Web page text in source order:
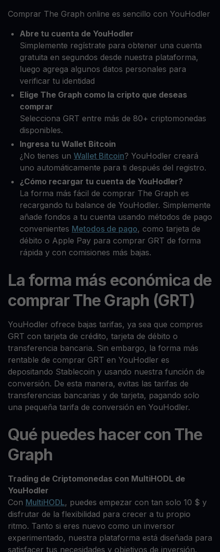
Comprar The Graph online es sencillo con YouHodler
Abre tu cuenta de YouHodler
Simplemente regístrate para obtener una cuenta
gratuita en segundos desde nuestra plataforma,
luego agrega algunos datos personales para
verificar tu identidad
Elige The Graph como la cripto que deseas
comprar
Selecciona GRT entre más de 80+ criptomonedas
disponibles.
Ingresa tu Wallet Bitcoin
¿No tienes un Wallet Bitcoin? YouHodler creará
uno automáticamente para ti después del registro.
¿Cómo recargar tu cuenta de YouHodler?
La forma más fácil de comprar The Graph es
recargando tu balance de YouHodler. Simplemente
añade fondos a tu cuenta usando métodos de pago
convenientes Metodos de pago, como tarjeta de
débito o Apple Pay para comprar GRT de forma
rápida y con comisiones más bajas.
La forma más económica de
comprar The Graph (GRT)
YouHodler ofrece bajas tarifas, ya sea que compres
GRT con tarjeta de crédito, tarjeta de débito o
transferencia bancaria. Sin embargo, la forma más
rentable de comprar GRT en YouHodler es
depositando Stablecoin y usando nuestra función de
conversión. De esta manera, evitas las tarifas de
transferencias bancarias y de tarjeta, pagando solo
una pequeña tarifa de conversión en YouHodler.
Qué puedes hacer con The
Graph
Trading de Criptomonedas con MultiHODL de
YouHodler
Con MultiHODL, puedes empezar con tan solo 10 $ y
disfrutar de la flexibilidad para crecer a tu propio
ritmo. Tanto si eres nuevo como un inversor
experimentado, nuestra plataforma está diseñada para
satisfacer tus necesidades y objetivos de inversión.